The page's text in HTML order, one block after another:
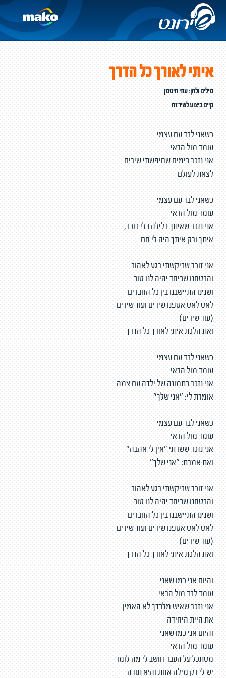
איתי לאורך כל הדרך
מילים ולחן:עוזי חיטמן
קיים ביצוע לשיר זה
כשאני לבד עם עצמי
עומד מול הראי
אני נזכר בימים שחיפשתי שירים
לצאת לעולם
כשאני לבד עם עצמי
עומד מול הראי
אני נזכר שאיתך בלילה בלי כוכב,
איתך ורק איתך היה לי חם
אני זוכר שביקשתי רגע לאהוב
והבטחנו שביחד יהיה לנו טוב
ושנינו התיישבנו בין כל החברים
לאט לאט אספנו שירים ועוד שירים
(עוד שירים)
ואת הלכת איתי לאורך כל הדרך
כשאני לבד עם עצמי
עומד מול הראי
אני נזכר בתמונה של ילדה עם צמה
אומרת לי: "אני שלך"
כשאני לבד עם עצמי
עומד מול הראי
אני נזכר ששרתי "אין לי אהבה"
ואת אמרת: "אני שלך"
אני זוכר שביקשתי רגע לאהוב
והבטחנו שביחד יהיה לנו טוב
ושנינו התיישבנו בין כל החברים
לאט לאט אספנו שירים ועוד שירים
(עוד שירים)
ואת הלכת איתי לאורך כל הדרך
והיום אני כמו שאני
עומד לבד מול הראי
אני נזכר שאיש מלבדך לא האמין
את היית היחידה
והיום אני כמו שאני
עומד מול הראי
מסתכל על העבר חושב לי מה לומר
יש לי רק מילה אחת והיא תודה